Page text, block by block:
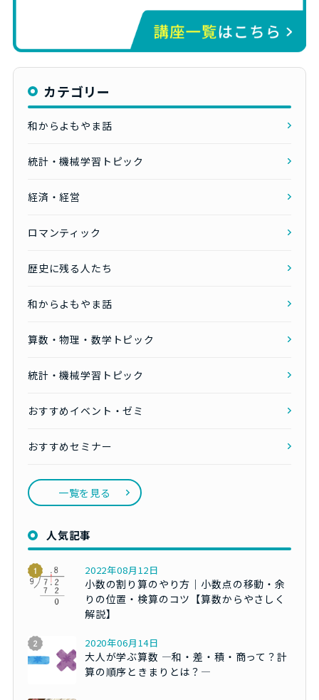
カテゴリー
和からよもやま話
統計・機械学習トピック
経済・経営
ロマンティック
歴史に残る人たち
和からよもやま話
算数・物理・数学トピック
統計・機械学習トピック
おすすめイベント・ゼミ
おすすめセミナー
一覧を見る
人気記事
2022年08月12日
小数の割り算のやり方｜小数点の移動・余
りの位置・検算のコツ【算数からやさしく
解説】
2020年06月14日
大人が学ぶ算数 ―和・差・積・商って？計
算の順序ときまりとは？―